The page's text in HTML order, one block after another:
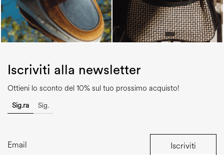
Iscriviti alla newsletter
Ottieni lo sconto del 10% sul tuo prossimo acquisto!
Sig.ra Sig.
Iscriviti